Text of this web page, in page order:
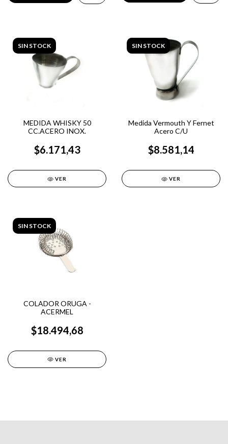
SIN STOCK
MEDIDA WHISKY 50
CC.ACERO INOX.
$6.171,43
VER
SIN STOCK
Medida Vermouth Y Fernet
Acero C/U
$8.581,14
VER
SIN STOCK
COLADOR ORUGA -
ACERMEL
$18.494,68
VER